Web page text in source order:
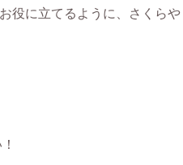
役に立てるように、さくらや